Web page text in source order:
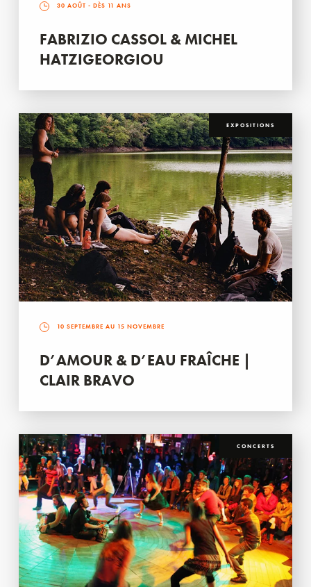
30 AOÛT - DÈS 11 ANS
FABRIZIO CASSOL & MICHEL
HATZIGEORGIOU
EXPOSITIONS
10 SEPTEMBRE AU 15 NOVEMBRE
D’AMOUR & D’EAU FRAÎCHE |
CLAIR BRAVO
CONCERTS